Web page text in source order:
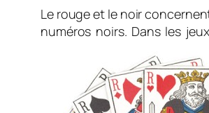
Le rouge et le noir
numéros noirs. Dans les